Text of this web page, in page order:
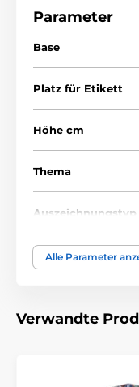
Parameter
Base
Platz für Etikett
Höhe cm
Thema
Auszeichnungstyp
Material
Emblems
Alle Parameter
Verwandte